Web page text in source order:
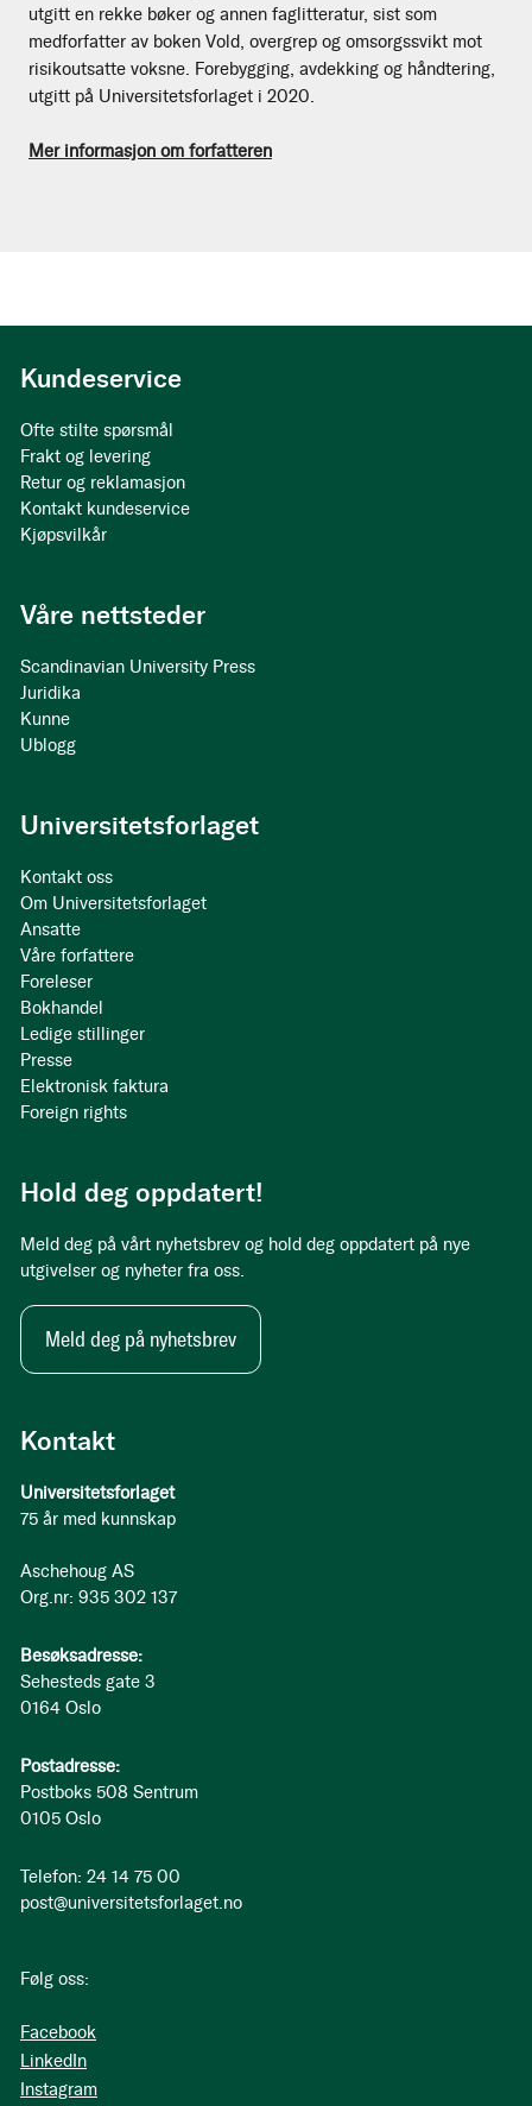
utgitt en rekke bøker og annen faglitteratur, sist som
medforfatter av boken Vold, overgrep og omsorgssvikt mot
risikoutsatte voksne. Forebygging, avdekking og håndtering,
utgitt på Universitetsforlaget i 2020.
Mer informasjon om forfatteren
Kontakt
Universitetsforlaget
75 år med kunnskap
Aschehoug AS
Org.nr: 935 302 137
Besøksadresse:
Sehesteds gate 3
0164 Oslo
Postadresse:
Postboks 508 Sentrum
0105 Oslo
Telefon: 24 14 75 00
post@universitetsforlaget.no
Følg oss:
Facebook
LinkedIn
Instagram
Kundeservice
Ofte stilte spørsmål
Frakt og levering
Retur og reklamasjon
Kontakt kundeservice
Kjøpsvilkår
Våre nettsteder
Scandinavian University Press
Juridika
Kunne
Ublogg
Universitetsforlaget
Kontakt oss
Om Universitetsforlaget
Ansatte
Våre forfattere
Foreleser
Bokhandel
Ledige stillinger
Presse
Elektronisk faktura
Foreign rights
Hold deg oppdatert!
Meld deg på vårt nyhetsbrev og hold deg oppdatert på nye
utgivelser og nyheter fra oss.
Meld deg på nyhetsbrev